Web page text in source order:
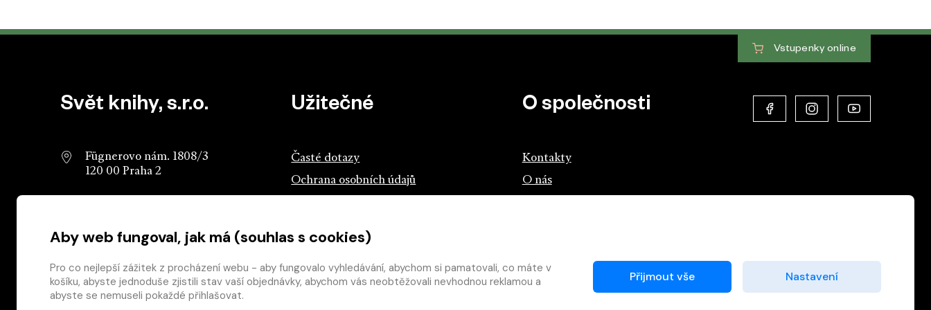
Patička webu
Vstupenky online
Svět knihy, s.r.o.
Fügnerovo nám. 1808/3
120 00 Praha 2
224 498 236
602 590 888
Užitečné
Časté dotazy
Ochrana osobních údajů
Rostík.cz
Rosteme s knihou
O společnosti
Kontakty
O nás
Aby web fungoval, jak má (souhlas s cookies)
Pro co nejlepší zážitek z procházení webu - aby fungovalo vyhledávání, abychom si pamatovali, co máte v
košíku, abyste jednoduše zjistili stav vaší objednávky, abychom vás neobtěžovali nevhodnou reklamou a
abyste se nemuseli pokaždé přihlašovat.
Přijmout vše Nastavení